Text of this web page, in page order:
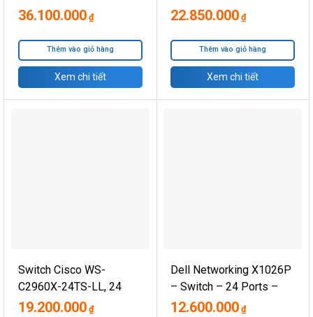
36.100.000 ₫
Thêm vào giỏ hàng
Xem chi tiết
Managed – Rack-
22.850.000 ₫
Thêm vào giỏ hàng
Xem chi tiết
Switch Cisco WS-
C2960X-24TS-LL, 24
Ports GE, 2 x 1G SFP,
19.200.000 ₫
Dell Networking X1026P
– Switch – 24 Ports –
Managed – Rack-
12.600.000 ₫